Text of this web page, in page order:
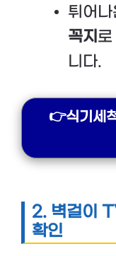
튀어
꼭지
니다.
👉식기세
2. 벽걸이
확인